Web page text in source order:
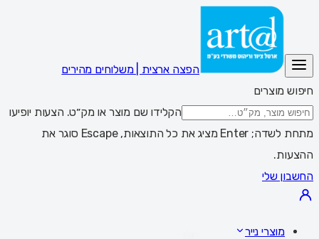
הפצה ארצית | משלוחים מהירים
חיפוש מוצרים
הקלידו שם מוצר או מק״ט. הצעות יופיעו
מתחת לשדה; Enter מציג את כל התוצאות, Escape סוגר את
ההצעות.
החשבון שלי
מוצרי נייר